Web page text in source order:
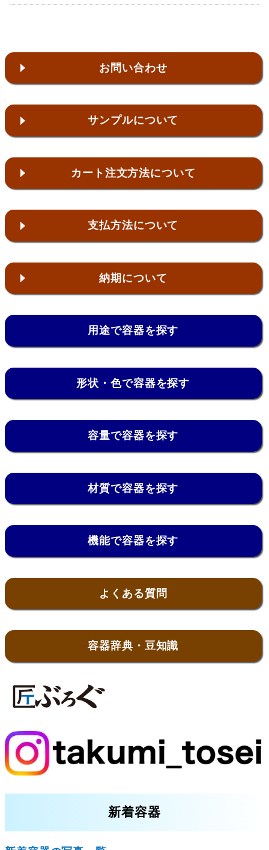
お問い合わせ
サンプルについて
カート注文方法について
支払方法について
納期について
用途で容器を探す
形状・色で容器を探す
容量で容器を探す
材質で容器を探す
機能で容器を探す
よくある質問
容器辞典・豆知識
新着容器